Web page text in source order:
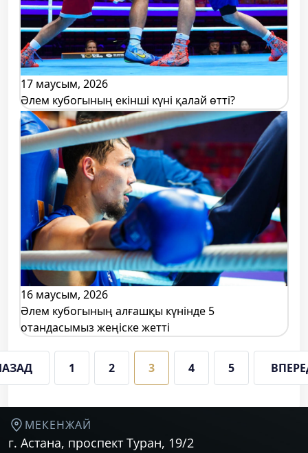
17 маусым, 2026
Әлем кубогының екінші күні қалай өтті?
16 маусым, 2026
Әлем кубогының алғашқы күнінде 5
отандасымыз жеңіске жетті
1 2 3 4 5
МЕКЕНЖАЙ
г. Астана, проспект Туран, 19/2